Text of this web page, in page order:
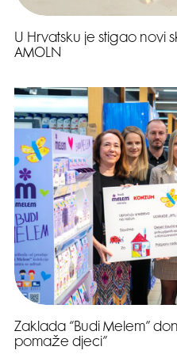
U Hrvatsku je stigao novi
AMOLN
Zaklada “Budi Melem”
pomaže djeci”